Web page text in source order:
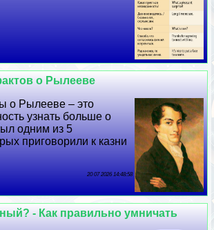
о Рылееве
о Рылееве – это
узнать больше о
одним из 5
приговорили к казни
20 07 2026 14:48:58
- Как правильно умничать